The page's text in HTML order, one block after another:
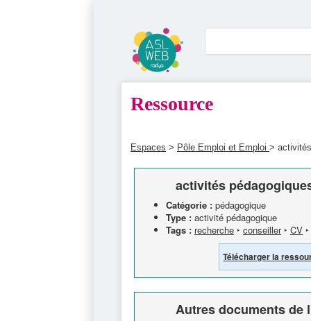
Ressource
Espaces > Pôle Emploi et Emploi >
activités
Catégorie : pédagogique
Type : activité pédagogique
Tags : recherche ‣ conseiller‣ CV ‣
Télécharger la
Autres documents de